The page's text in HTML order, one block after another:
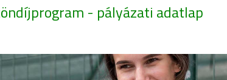
- pályázati adatlap